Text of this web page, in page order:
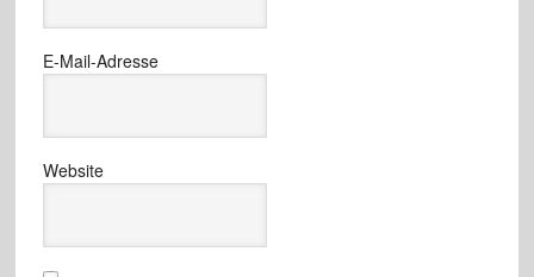
E-Mail-Adresse
Website